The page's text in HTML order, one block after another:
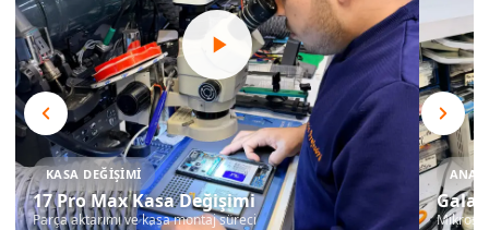
KASA DEĞIŞIMI
17 Pro Max Kasa Değişimi
Parça aktarımı ve kasa montaj süreci